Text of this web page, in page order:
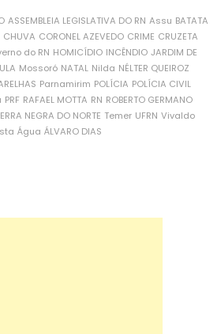
ASSEMBLEIA LEGISLATIVA DO RN Assu BATATA
CHUVA CORONEL AZEVEDO CRIME CRUZETA
do RN HOMICÍDIO INCÊNDIO JARDIM DE
Mossoró NATAL Nilda NÉLTER QUEIROZ
Parnamirim POLÍCIA POLÍCIA CIVIL
PRF RAFAEL MOTTA RN ROBERTO GERMANO
NEGRA DO NORTE Temer UFRN Vivaldo
Água ÁLVARO DIAS